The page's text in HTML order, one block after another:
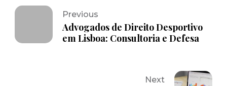
Previous
Advogados de Direito Desportivo
em Lisboa: Consultoria e Defesa
Next